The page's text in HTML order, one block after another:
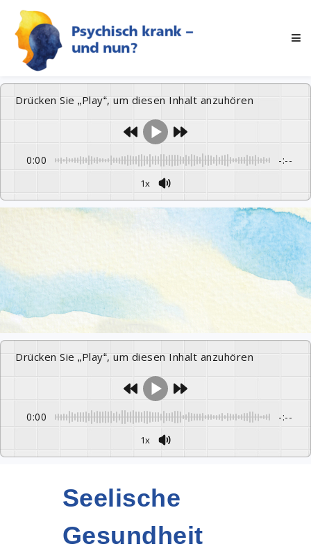
Drücken Sie „Play“, um diesen Inhalt anzuhören
0:00 -:--
1x
Drücken Sie „Play“, um diesen Inhalt anzuhören
0:00 -:--
1x
Seelische
Gesundheit